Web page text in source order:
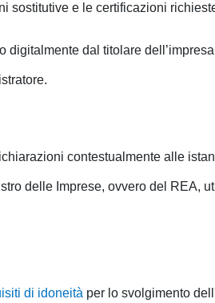
sostitutive e le certificazioni
digitalmente dal titolare
contestualmente alle
delle Imprese, ovvero del REA,
di idoneità per lo svolgimento